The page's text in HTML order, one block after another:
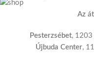
Az
Pesterzsébet, 1203
Újbuda Center,